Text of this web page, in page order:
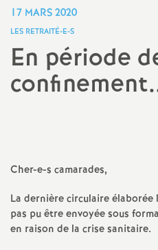
17 MARS 2020
LES RETRAITÉ-E-S
En période
Cher-e-s camarades,
La dernière circulaire élaborée
pas pu être envoyée sous
en raison de la crise sanitaire.